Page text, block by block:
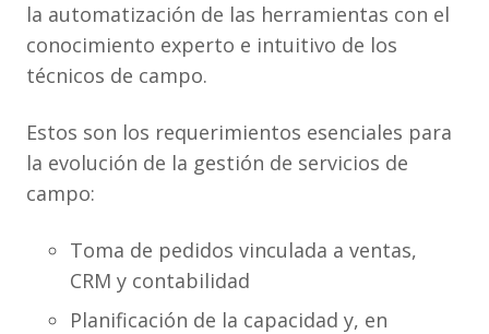
la automatización de las herramientas con el
conocimiento experto e intuitivo de los
técnicos de campo.
Estos son los requerimientos esenciales para
la evolución de la gestión de servicios de
campo:
Toma de pedidos vinculada a ventas,
CRM y contabilidad
Planificación de la capacidad y, en